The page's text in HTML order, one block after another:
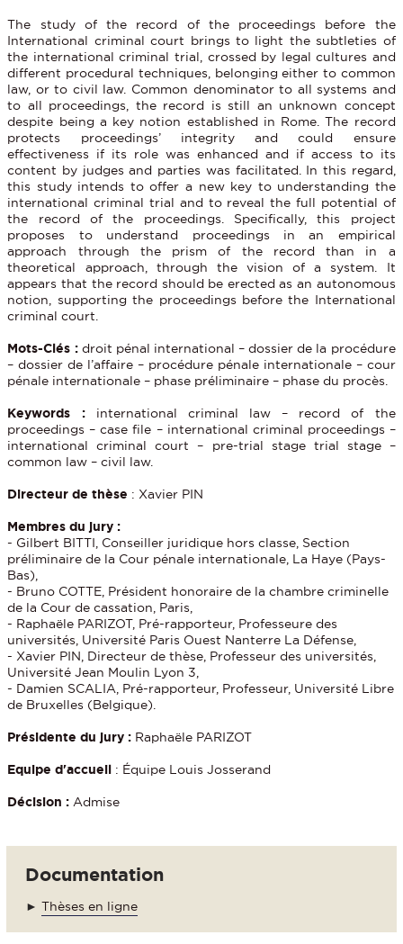
The study of the record of the proceedings before the
International criminal court brings to light the subtleties of
the international criminal trial, crossed by legal cultures and
different procedural techniques, belonging either to common
law, or to civil law. Common denominator to all systems and
to all proceedings, the record is still an unknown concept
despite being a key notion established in Rome. The record
protects proceedings’ integrity and could ensure
effectiveness if its role was enhanced and if access to its
content by judges and parties was facilitated. In this regard,
this study intends to offer a new key to understanding the
international criminal trial and to reveal the full potential of
the record of the proceedings. Specifically, this project
proposes to understand proceedings in an empirical
approach through the prism of the record than in a
theoretical approach, through the vision of a system. It
appears that the record should be erected as an autonomous
notion, supporting the proceedings before the International
criminal court.
Mots-Clés : droit pénal international – dossier de la procédure
– dossier de l’affaire – procédure pénale internationale – cour
pénale internationale – phase préliminaire – phase du procès
Keywords : international criminal law – record of the
proceedings – case file – international criminal proceedings –
international criminal court – pre-trial stage trial stage –
common law – civil law.
Directeur de thèse : Xavier PIN
Membres du jury :
- Gilbert BITTI, Conseiller juridique hors classe, Section
préliminaire de la Cour pénale internationale, La Haye (Pays-
Bas),
- Bruno COTTE, Président honoraire de la chambre criminelle
de la Cour de cassation, Paris,
- Raphaële PARIZOT, Pré-rapporteur, Professeure des
universités, Université Paris Ouest Nanterre La Défense,
- Xavier PIN, Directeur de thèse, Professeur des universités,
Université Jean Moulin Lyon 3,
- Damien SCALIA, Pré-rapporteur, Professeur, Université Libre
de Bruxelles (Belgique).
Présidente du jury : Raphaële PARIZOT
Equipe d'accueil : Équipe Louis Josserand
Décision : Admise
Documentation
► Thèses en ligne